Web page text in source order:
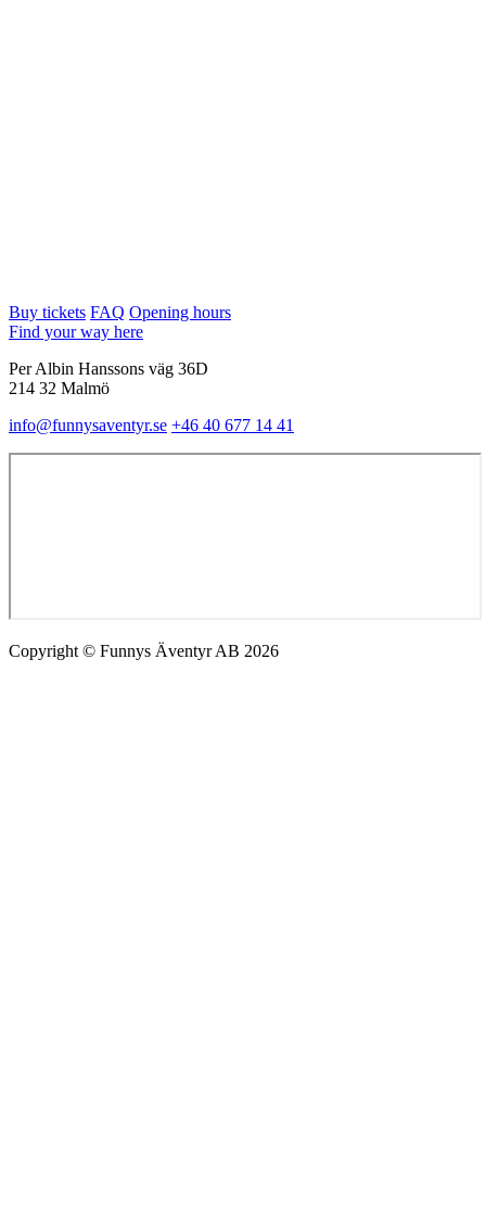
Buy tickets FAQ Opening hours
Find your way here
Per Albin Hanssons väg 36D
214 32 Malmö
info@funnysaventyr.se +46 40 677 14 41
Copyright © Funnys Äventyr AB 2026